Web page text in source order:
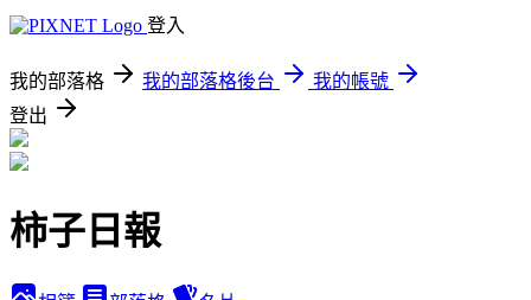
登入
我的部落格 我的部落格後台
我的帳號
登出
柿子日報